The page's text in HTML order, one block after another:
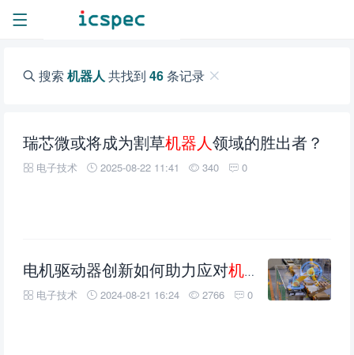
搜索 机器人 共找到 46条记录
瑞芯微或将成为割草机器人领域的胜出者？
电子技术 2025-08-22 11:41 340 0
电机驱动器创新如何助力应对机器人 运动设计
电子技术 2024-08-21 16:24 2766 0